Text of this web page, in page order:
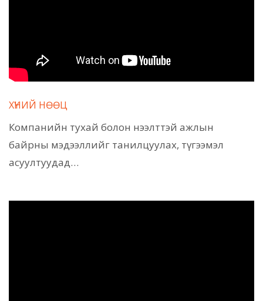
ХҮНИЙ НӨӨЦ
Компанийн тухай болон нээлттэй ажлын
байрны мэдээллийг танилцуулах, түгээмэл
асуултуудад…